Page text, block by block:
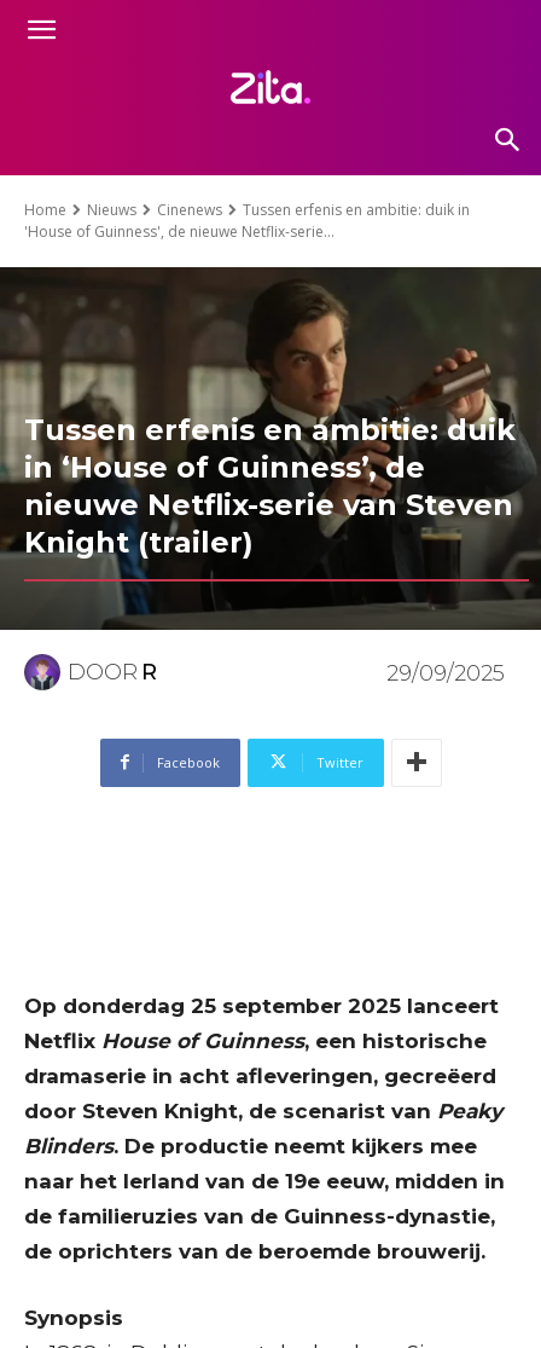
Home Nieuws Cinenews
Tussen erfenis en ambitie: duik in
'House of Guinness', de nieuwe Netflix-serie...
Tussen erfenis en ambitie: duik
in ‘House of Guinness’, de
nieuwe Netflix-serie van Steven
Knight (trailer)
DOOR R 29/09/2025
Facebook Twitter
Op donderdag 25 september 2025 lanceert
Netflix House of Guinness, een historische
dramaserie in acht afleveringen, gecreëerd
door Steven Knight, de scenarist van Peaky
Blinders. De productie neemt kijkers mee
naar het Ierland van de 19e eeuw, midden in
de familieruzies van de Guinness-dynastie,
de oprichters van de beroemde brouwerij.
Synopsis